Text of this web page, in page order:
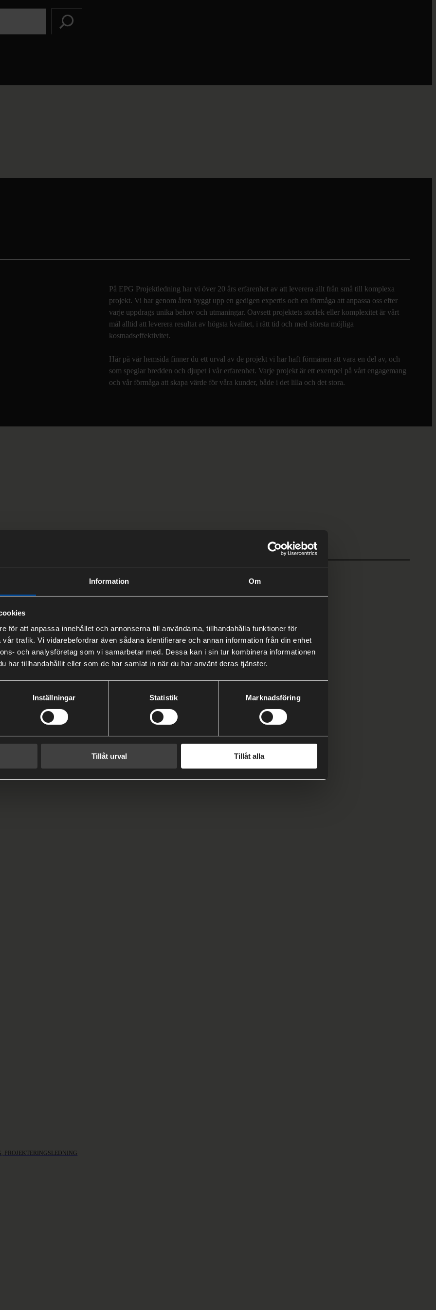
Information Om
för att anpassa innehållet och annonserna till användarna, tillhandahålla funktioner för
trafik. Vi vidarebefordrar även sådana identifierare och annan information från din enhet
och analysföretag som vi samarbetar med. Dessa kan i sin tur kombinera informationen
har tillhandahållit eller som de har samlat in när du har använt deras tjänster.
Inställningar Statistik Marknadsföring
Tillåt urval Tillåt alla
På EPG Projektledning har vi över 20 års erfarenhet av att leverera allt från små till komplexa
projekt. Vi har genom åren byggt upp en gedigen expertis och en förmåga att anpassa oss efter
varje uppdrags unika behov och utmaningar. Oavsett projektets storlek eller komplexitet är vårt
mål alltid att leverera resultat av högsta kvalitet, i rätt tid och med största möjliga
kostnadseffektivitet.
Här på vår hemsida finner du ett urval av de projekt vi har haft förmånen att vara en del av, och
som speglar bredden och djupet i vår erfarenhet. Varje projekt är ett exempel på vårt engagemang
och vår förmåga att skapa värde för våra kunder, både i det lilla och det stora.
Installationssamordning Kontrollansvarig enl. PBL (KA) Projekteringsledning Projektledning
PROJEKTERINGSLEDNING